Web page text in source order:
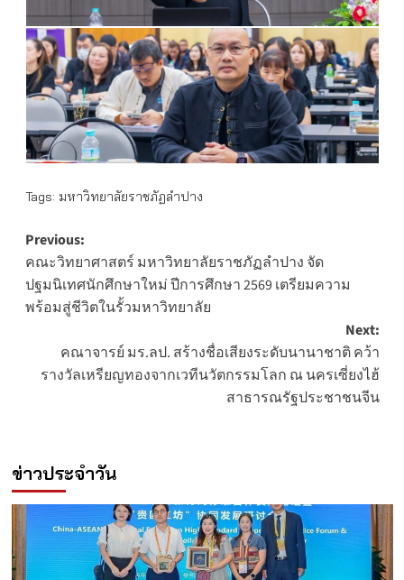
Tags: มหาวิทยาลัยราชภัฏลำปาง
Post
navigation
Previous:
คณะวิทยาศาสตร์ มหาวิทยาลัยราชภัฏลำปาง จัด
ปฐมนิเทศนักศึกษาใหม่ ปีการศึกษา 2569 เตรียมความ
พร้อมสู่ชีวิตในรั้วมหาวิทยาลัย
Next:
คณาจารย์ มร.ลป. ​สร้างชื่อเสียงระดับนานาชาติ คว้า
รางวัลเหรียญทองจากเวทีนวัตกรรมโลก ณ นครเซี่ยงไฮ้
สาธารณรัฐประชาชนจีน
ข่าวประจำวัน